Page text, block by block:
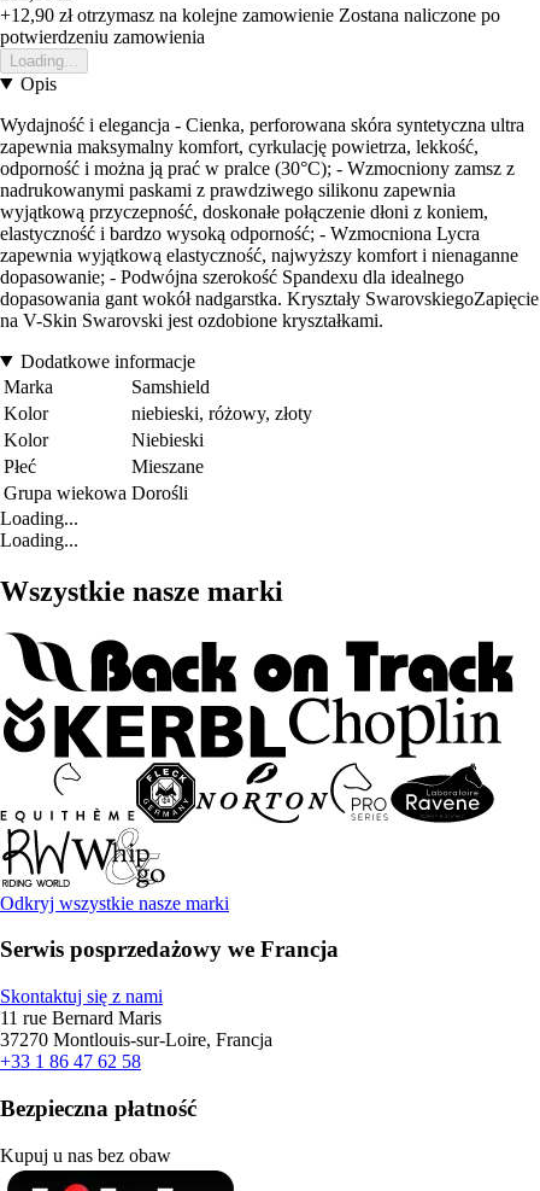
+12,90 złotrzymasz na kolejne zamowienie Zostana naliczone po
potwierdzeniu zamowienia
Loading...
Opis
Wydajność i elegancja - Cienka, perforowana skóra syntetyczna ultra
zapewnia maksymalny komfort, cyrkulację powietrza, lekkość,
odporność i można ją prać w pralce (30°C); - Wzmocniony zamsz z
nadrukowanymi paskami z prawdziwego silikonu zapewnia
wyjątkową przyczepność, doskonałe połączenie dłoni z koniem,
elastyczność i bardzo wysoką odporność; - Wzmocniona Lycra
zapewnia wyjątkową elastyczność, najwyższy komfort i nienaganne
dopasowanie; - Podwójna szerokość Spandexu dla idealnego
dopasowania gant wokół nadgarstka. Kryształy SwarovskiegoZapięcie
na V-Skin Swarovski jest ozdobione kryształkami.
Dodatkowe informacje
Marka
Samshield
Kolor
niebieski, różowy, złoty
Kolor
Niebieski
Płeć
Mieszane
Grupa wiekowa Dorośli
Loading...
Loading...
Wszystkie nasze marki
Odkryj wszystkie nasze marki
Serwis posprzedażowy we Francja
Skontaktuj się z nami
11 rue Bernard Maris
37270 Montlouis-sur-Loire, Francja
+33 1 86 47 62 58
Bezpieczna płatność
Kupuj u nas bez obaw